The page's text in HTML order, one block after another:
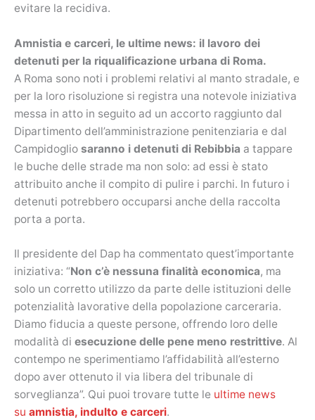
evitare la recidiva.
Amnistia e carceri, le ultime news: il lavoro dei
detenuti per la riqualificazione urbana di Roma.
A Roma sono noti i problemi relativi al manto stradale, e
per la loro risoluzione si registra una notevole iniziativa
messa in atto in seguito ad un accorto raggiunto dal
Dipartimento dell’amministrazione penitenziaria e dal
Campidoglio saranno i detenuti di Rebibbia a tappare
le buche delle strade ma non solo: ad essi è stato
attribuito anche il compito di pulire i parchi. In futuro i
detenuti potrebbero occuparsi anche della raccolta
porta a porta.
Il presidente del Dap ha commentato quest’importante
iniziativa: “Non c’è nessuna finalità economica, ma
solo un corretto utilizzo da parte delle istituzioni delle
potenzialità lavorative della popolazione carceraria.
Diamo fiducia a queste persone, offrendo loro delle
modalità di esecuzione delle pene meno restrittive. Al
contempo ne sperimentiamo l’affidabilità all’esterno
dopo aver ottenuto il via libera del tribunale di
sorveglianza”. Qui puoi trovare tutte le ultime news
su amnistia, indulto e carceri.